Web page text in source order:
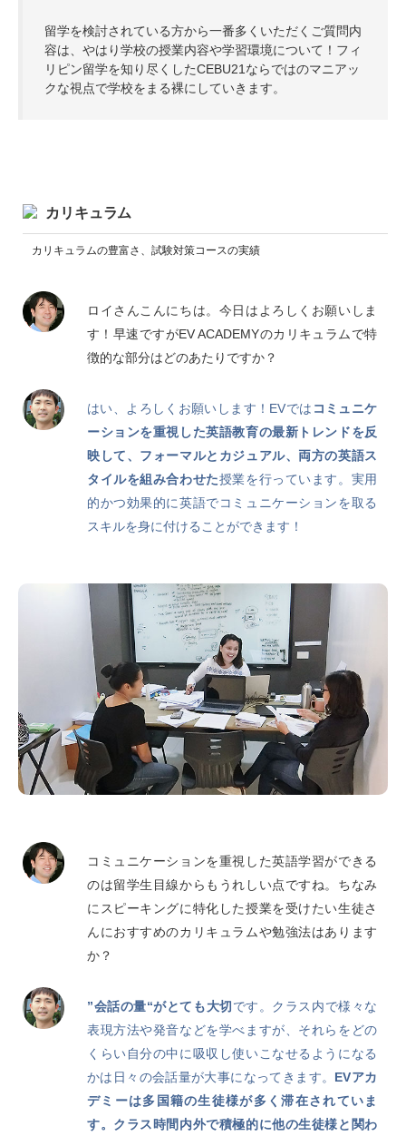
留学を検討されている方から一番多くいただくご質問内
容は、やはり学校の授業内容や学習環境について！フィ
リピン留学を知り尽くしたCEBU21ならではのマニアッ
クな視点で学校をまる裸にしていきます。
カリキュラム
カリキュラムの豊富さ、試験対策コースの実績
ロイさんこんにちは。今日はよろしくお願いしま
す！早速ですがEV ACADEMYのカリキュラムで特
徴的な部分はどのあたりですか？
はい、よろしくお願いします！EVでは コミュニケ
ーションを重視した英語教育の最新トレンドを反
映して、フォーマルとカジュアル、両方の英語ス
タイルを組み合わせた授業を行っています。実用
的かつ効果的に英語でコミュニケーションを取る
スキルを身に付けることができます！
コミュニケーションを重視した英語学習ができる
のは留学生目線からもうれしい点ですね。ちなみ
にスピーキングに特化した授業を受けたい生徒さ
んにおすすめのカリキュラムや勉強法はあります
か？
”会話の量“がとても大切です。クラス内で様々な
表現方法や発音などを学べますが、それらをどの
くらい自分の中に吸収し使いこなせるようになる
かは日々の会話量が大事になってきます。 EVアカ
デミーは多国籍の生徒様が多く滞在されていま
す。クラス時間内外で積極的に他の生徒様と関わ